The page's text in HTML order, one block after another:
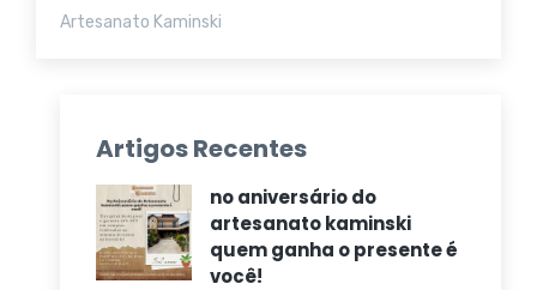
Artesanato Kaminski
Artigos Recentes
no aniversário do
artesanato kaminski
quem ganha o presente é
você!